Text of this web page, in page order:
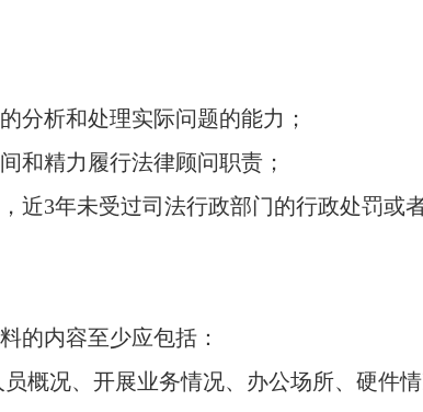
析和处理实际问题的能力；
精力履行法律顾问职责；
3年未受过司法行政部门的行政处罚或者
内容至少应包括：
况、开展业务情况、办公场所、硬件情